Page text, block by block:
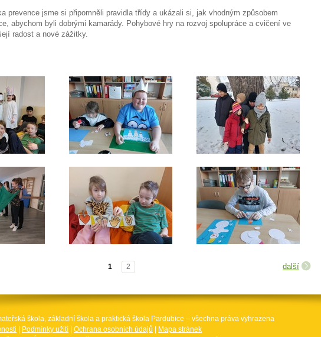
prevence jsme si připomněli pravidla třídy a ukázali si, jak vhodným způsobem
abychom byli dobrými kamarády. Pohybové hry na rozvoj spolupráce a cvičení ve
radost a nové zážitky.
1 2 další
škola, základní škola a praktická škola Pardubice – všechna práva vyhrazena
Podmínky užití Ochrana osobních údajů
Mapa stránek